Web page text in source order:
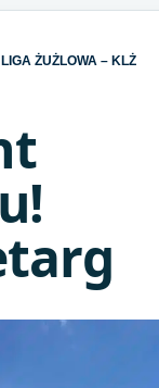
ŻUŻLOWA – KLŻ